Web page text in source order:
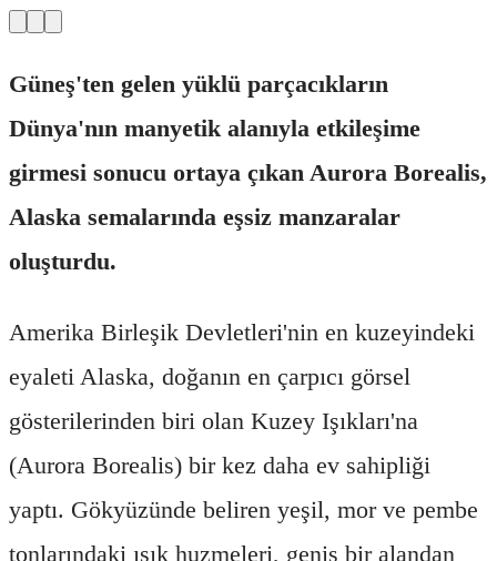
Güneş'ten gelen yüklü parçacıkların
Dünya'nın manyetik alanıyla etkileşime
girmesi sonucu ortaya çıkan Aurora Borealis,
Alaska semalarında eşsiz manzaralar
oluşturdu.
Amerika Birleşik Devletleri'nin en kuzeyindeki
eyaleti Alaska, doğanın en çarpıcı görsel
gösterilerinden biri olan Kuzey Işıkları'na
(Aurora Borealis) bir kez daha ev sahipliği
yaptı. Gökyüzünde beliren yeşil, mor ve pembe
tonlarındaki ışık huzmeleri, geniş bir alandan